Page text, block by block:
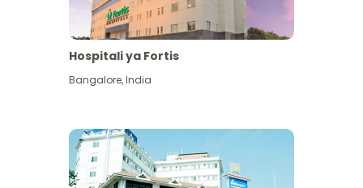
Hospitali ya Fortis
Bangalore,India